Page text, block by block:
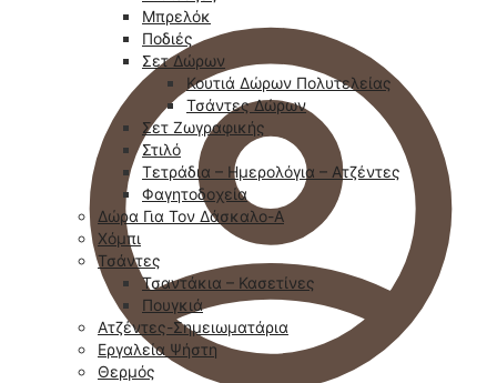
Μπρελόκ
Ποδιές
Σετ Δώρων
Κουτιά Δώρων Πολυτελείας
Τσάντες Δώρων
Σετ Ζωγραφικής
Στιλό
Τετράδια – Ημερολόγια – Ατζέντες
Φαγητοδοχεία
Δώρα Για Τον Δάσκαλο-Α
Χόμπι
Τσάντες
Τσαντάκια – Κασετίνες
Πουγκιά
Ατζέντες-Σημειωματάρια
Εργαλεία Ψήστη
Θερμός